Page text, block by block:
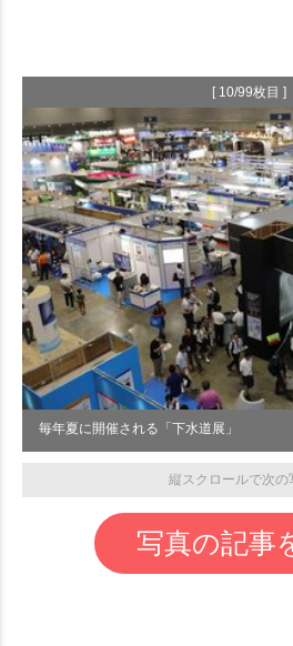
[ 10/99枚目 ]
毎年夏に開催される「下水道展」
縦スクロールで次の
写真の記事